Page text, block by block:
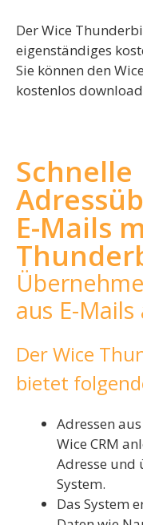
Der Wice
eigenständiges
Sie können den
kostenlos
Schnelle
E-Mails
aus E-
Der Wice
bietet
Adressen
Wice CRM
Adresse und
System.
Das System